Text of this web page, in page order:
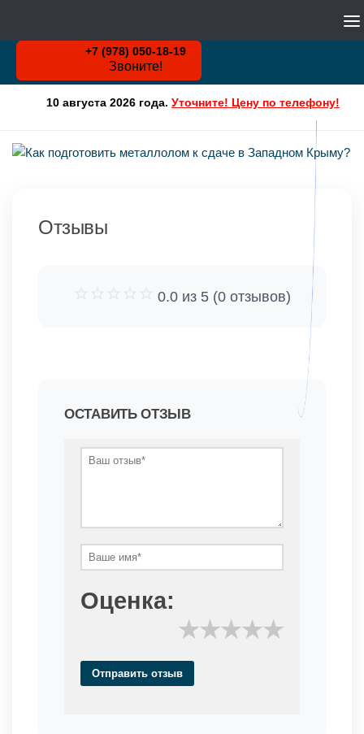
+7 (978) 050-18-19
Звоните!
10 августа 2026 года. Уточните! Цену по телефону!
Отзывы
0.0 из 5 (0 отзывов)
ОСТАВИТЬ ОТЗЫВ
Оценка:
★
★
★
★
★
Отправить отзыв